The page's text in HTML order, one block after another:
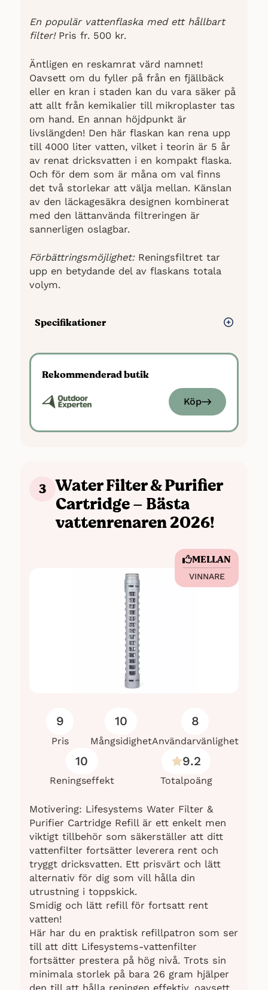
En populär vattenflaska med ett hållbart
filter!Pris fr. 500 kr.
Äntligen en reskamrat värd namnet!
Oavsett om du fyller på från en fjällbäck
eller en kran i staden kan du vara säker på
att allt från kemikalier till mikroplaster tas
om hand. En annan höjdpunkt är
livslängden! Den här flaskan kan rena upp
till 4000 liter vatten, vilket i teorin är 5 år
av renat dricksvatten i en kompakt flaska.
Och för dem som är måna om val finns
det två storlekar att välja mellan. Känslan
av den läckagesäkra designen kombinerat
med den lättanvända filtreringen är
sannerligen oslagbar.
Förbättringsmöjlighet:Reningsfiltret tar
upp en betydande del av flaskans totala
volym.
Specifikationer
Certifiering: US EPA, NSF 42 & NSF
Extra: Kork med silikonmunstycke och
Rekommenderad butik
Köp
3 Water Filter & Purifier
Cartridge – Bästa
vattenrenaren 2026!
MELLAN
VINNARE
9
Pris
10
Mångsidighet
8
Användarvänlighet
10
Reningseffekt
9.2
Totalpoäng
Motivering: Lifesystems Water Filter &
Purifier Cartridge Refill är ett enkelt men
viktigt tillbehör som säkerställer att ditt
vattenfilter fortsätter leverera rent och
tryggt dricksvatten. Ett prisvärt och lätt
alternativ för dig som vill hålla din
utrustning i toppskick.
Smidig och lätt refill för fortsatt rent
vatten!
Här har du en praktisk refillpatron som ser
till att ditt Lifesystems-vattenfilter
fortsätter prestera på hög nivå. Trots sin
minimala storlek på bara 26 gram hjälper